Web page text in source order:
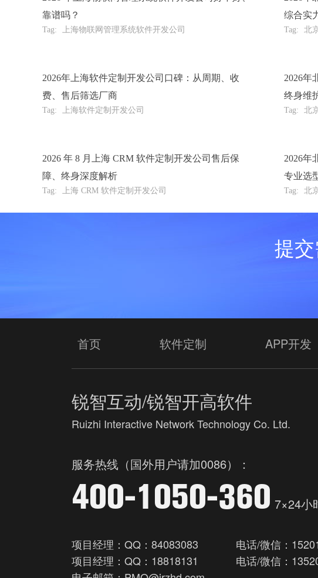
靠谱吗？
Tag: 上海物联网管理系统软件开发公司
综合实
Tag: 北
2026年上海软件定制开发公司口碑：从周期、收
费、售后筛选厂商
Tag: 上海软件定制开发公司
2026年
终身维
Tag: 北
2026 年 8 月上海 CRM 软件定制开发公司售后保
障、终身深度解析
Tag: 上海 CRM 软件定制开发公司
2026年
专业选
Tag: 北
提
首页 软件定制 APP开发
锐智互动/锐智开高软件
Ruizhi Interactive Network Technology Co. Ltd.
服务热线（国外用户请加0086）：
400-1050-360 7×24小
项目经理：QQ：84083083
电话/微信：
项目经理：QQ：18818131
电话/微信：